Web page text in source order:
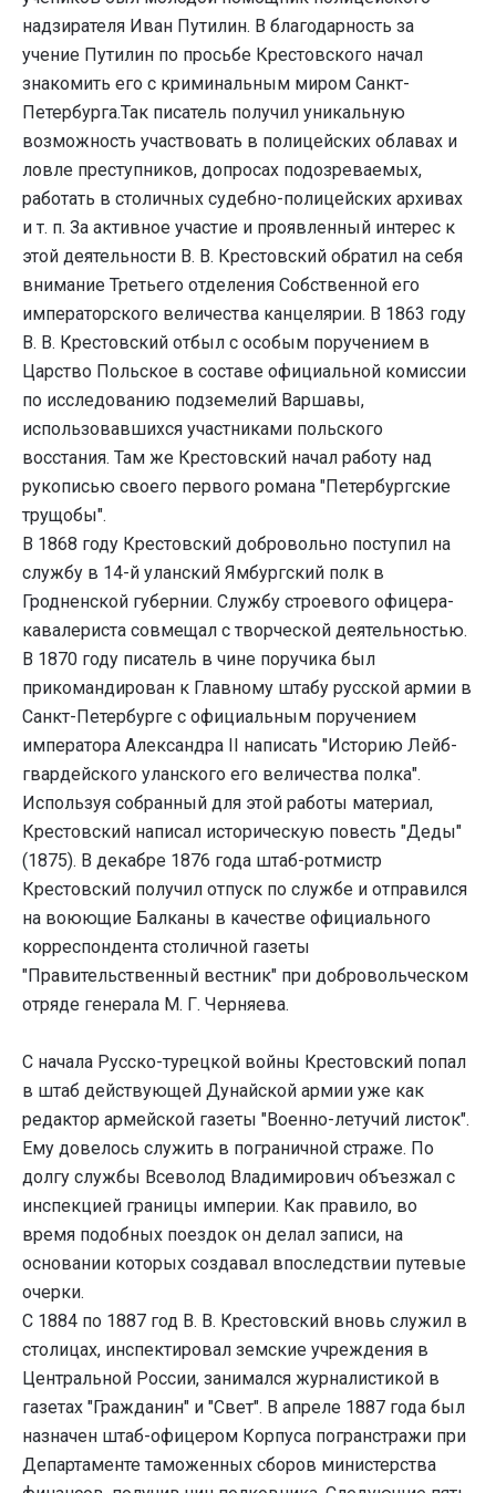
надзирателя Иван Путилин. В благодарность за
учение Путилин по просьбе Крестовского начал
знакомить его с криминальным миром Санкт-
Петербурга.Так писатель получил уникальную
возможность участвовать в полицейских облавах и
ловле преступников, допросах подозреваемых,
работать в столичных судебно-полицейских архивах
и т. п. За активное участие и проявленный интерес к
этой деятельности В. В. Крестовский обратил на себя
внимание Третьего отделения Собственной его
императорского величества канцелярии. В 1863 году
В. В. Крестовский отбыл с особым поручением в
Царство Польское в составе официальной комиссии
по исследованию подземелий Варшавы,
использовавшихся участниками польского
восстания. Там же Крестовский начал работу над
рукописью своего первого романа "Петербургские
трущобы".
В 1868 году Крестовский добровольно поступил на
службу в 14-й уланский Ямбургский полк в
Гродненской губернии. Службу строевого офицера-
кавалериста совмещал с творческой деятельностью.
В 1870 году писатель в чине поручика был
прикомандирован к Главному штабу русской армии в
Санкт-Петербурге с официальным поручением
императора Александра II написать "Историю Лейб-
гвардейского уланского его величества полка".
Используя собранный для этой работы материал,
Крестовский написал историческую повесть "Деды"
(1875). В декабре 1876 года штаб-ротмистр
Крестовский получил отпуск по службе и отправился
на воюющие Балканы в качестве официального
корреспондента столичной газеты
"Правительственный вестник" при добровольческом
отряде генерала М. Г. Черняева.
С начала Русско-турецкой войны Крестовский попал
в штаб действующей Дунайской армии уже как
редактор армейской газеты "Военно-летучий листок".
Ему довелось служить в пограничной страже. По
долгу службы Всеволод Владимирович объезжал с
инспекцией границы империи. Как правило, во
время подобных поездок он делал записи, на
основании которых создавал впоследствии путевые
очерки.
С 1884 по 1887 год В. В. Крестовский вновь служил в
столицах, инспектировал земские учреждения в
Центральной России, занимался журналистикой в
газетах "Гражданин" и "Свет". В апреле 1887 года был
назначен штаб-офицером Корпуса погранстражи при
Департаменте таможенных сборов министерства